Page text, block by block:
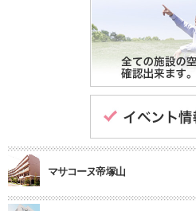
マサコーヌ帝塚山